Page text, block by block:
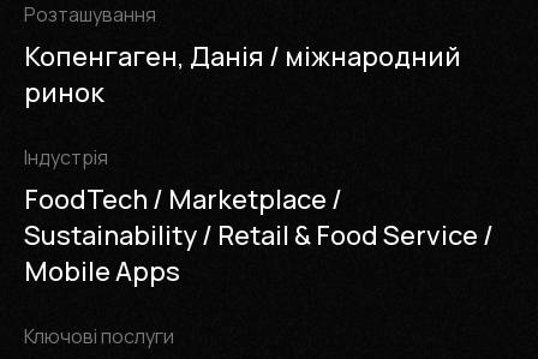
Розташування
Копенгаген, Данія / міжнародний
ринок
Iндустрія
FoodTech / Marketplace /
Sustainability / Retail & Food Service /
Mobile Apps
Ключові послуги